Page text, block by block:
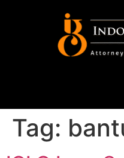
Tag: